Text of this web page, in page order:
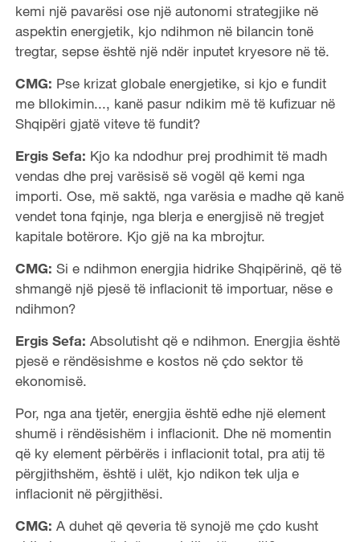
kemi një pavarësi ose një autonomi strategjike në
aspektin energjetik, kjo ndihmon në bilancin tonë
tregtar, sepse është një ndër inputet kryesore në të.
CMG: Pse krizat globale energjetike, si kjo e fundit
me bllokimin..., kanë pasur ndikim më të kufizuar në
Shqipëri gjatë viteve të fundit?
Ergis Sefa: Kjo ka ndodhur prej prodhimit të madh
vendas dhe prej varësisë së vogël që kemi nga
importi. Ose, më saktë, nga varësia e madhe që kanë
vendet tona fqinje, nga blerja e energjisë në tregjet
kapitale botërore. Kjo gjë na ka mbrojtur.
CMG: Si e ndihmon energjia hidrike Shqipërinë, që të
shmangë një pjesë të inflacionit të importuar, nëse e
ndihmon?
Ergis Sefa: Absolutisht që e ndihmon. Energjia është
pjesë e rëndësishme e kostos në çdo sektor të
ekonomisë.
Por, nga ana tjetër, energjia është edhe një element
shumë i rëndësishëm i inflacionit. Dhe në momentin
që ky element përbërës i inflacionit total, pra atij të
përgjithshëm, është i ulët, kjo ndikon tek ulja e
inflacionit në përgjithësi.
CMG: A duhet që qeveria të synojë me çdo kusht